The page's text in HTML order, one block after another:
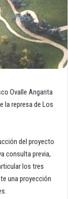
Ovalle Angarita
la represa de Los
del proyecto
consulta previa,
los tres
una proyección